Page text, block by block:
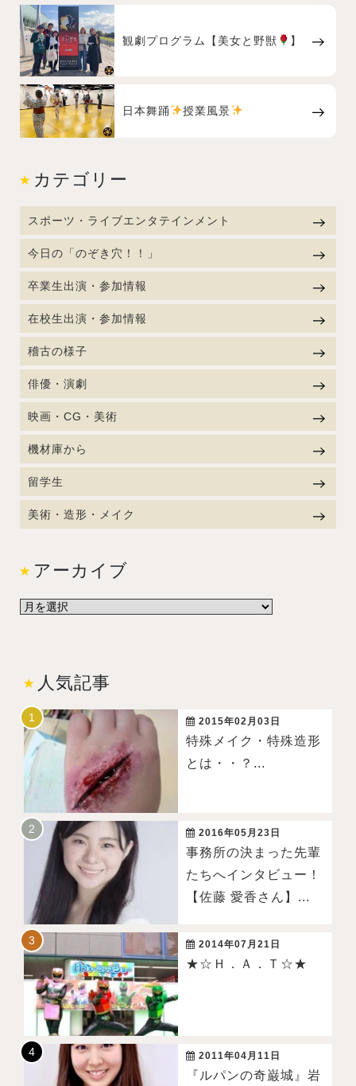
観劇プログラム【美女と野獣 】
日本舞踊 授業風景
カテゴリー
スポーツ・ライブエンタテインメント
今日の「のぞき穴！！」
卒業生出演・参加情報
在校生出演・参加情報
稽古の様子
俳優・演劇
映画・CG・美術
機材庫から
留学生
美術・造形・メイク
アーカイブ
人気記事
2015年02月03日
特殊メイク・特殊造形
とは・・？...
2016年05月23日
事務所の決まった先輩
たちへインタビュー！
【佐藤 愛香さん】...
2014年07月21日
★☆Ｈ．Ａ．Ｔ☆★
2011年04月11日
『ルパンの奇巌城』岩